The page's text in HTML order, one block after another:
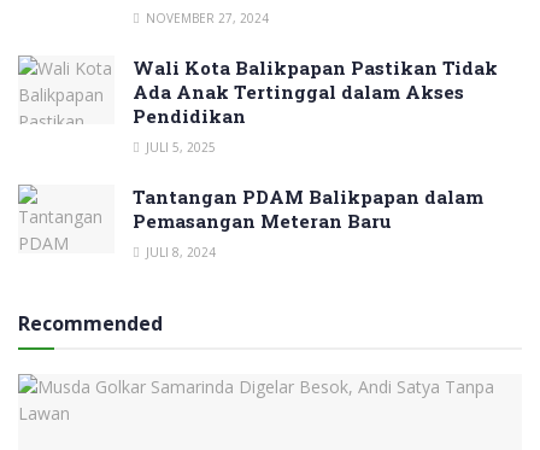
NOVEMBER 27, 2024
Wali Kota Balikpapan Pastikan Tidak
Ada Anak Tertinggal dalam Akses
Pendidikan
JULI 5, 2025
Tantangan PDAM Balikpapan dalam
Pemasangan Meteran Baru
JULI 8, 2024
Recommended